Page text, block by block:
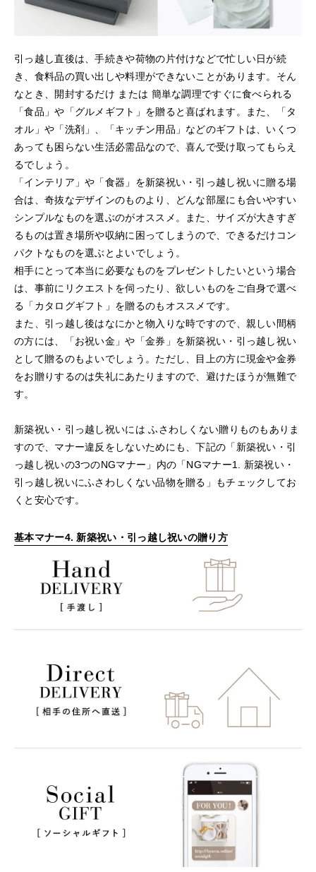
引っ越し直後は、手続きや荷物の片付けなどで忙しい日が続
き、食料品の買い出しや料理ができないことがあります。そん
なとき、開封するだけ または 簡単な調理ですぐに食べられる
「食品」や「グルメギフト」を贈ると喜ばれます。また、「タ
オル」や「洗剤」、「キッチン用品」などのギフトは、いくつ
あっても困らない生活必需品なので、喜んで受け取ってもらえ
るでしょう。
「インテリア」や「食器」を新築祝い・引っ越し祝いに贈る場
合は、奇抜なデザインのものより、どんな部屋にも合いやすい
シンプルなものを選ぶのがオススメ。また、サイズが大きすぎ
るものは置き場所や収納に困ってしまうので、できるだけコン
パクトなものを選ぶとよいでしょう。
相手にとって本当に必要なものをプレゼントしたいという場合
は、事前にリクエストを伺ったり、欲しいものをご自身で選べ
る「カタログギフト」を贈るのもオススメです。
また、引っ越し後はなにかと物入りな時ですので、親しい間柄
の方には、「お祝い金」や「金券」を新築祝い・引っ越し祝い
として贈るのもよいでしょう。ただし、目上の方に現金や金券
をお贈りするのは失礼にあたりますので、避けたほうが無難で
す。
新築祝い・引っ越し祝いには ふさわしくない贈りものもありま
すので、マナー違反をしないためにも、下記の「新築祝い・引
っ越し祝いの3つのNGマナー」内の「NGマナー1. 新築祝い・
引っ越し祝いにふさわしくない品物を贈る」もチェックしてお
くと安心です。
基本マナー4. 新築祝い・引っ越し祝いの贈り方